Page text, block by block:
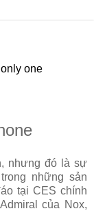
one
nhưng đó là sự
những sản
tại CES chính
của Nox,